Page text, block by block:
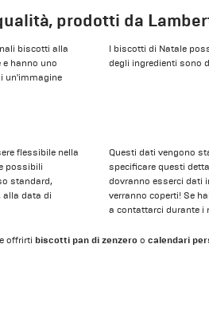
prodotti da
biscotti alla
hanno uno
un'immagine
I biscotti di Natale
degli ingredienti sono
flessibile nella
possibili
standard,
alla data di
Questi dati vengono
specificare questi
dovranno esserci dati
verranno coperti! Se
a contattarci durante i
offrirti biscotti pan di zenzero ocalendari